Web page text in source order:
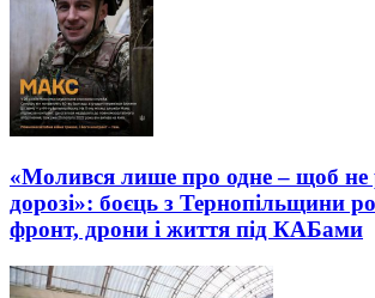
«Молився лише про одне – щоб не
дорозі»: боєць з Тернопільщини
фронт, дрони і життя під КАБами